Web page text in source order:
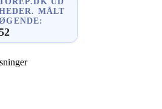
MÅLT